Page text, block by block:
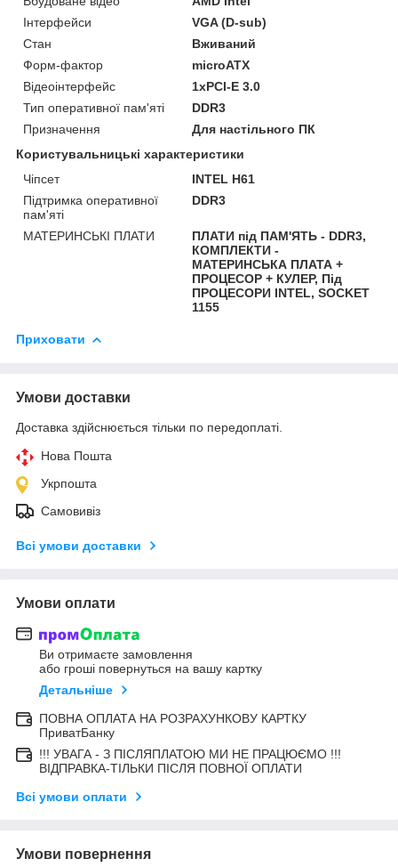
Інтерфейси
VGA (D-sub)
Стан
Вживаний
Форм-фактор
microATX
Відеоінтерфейс
1xPCI-E 3.0
Тип оперативної пам'яті
DDR3
Призначення
Для настільного ПК
Користувальницькі характеристики
Чіпсет
INTEL H61
Підтримка оперативної
пам'яті
DDR3
МАТЕРИНСЬКІ ПЛАТИ
ПЛАТИ під ПАМ'ЯТЬ - DDR3,
КОМПЛЕКТИ -
МАТЕРИНСЬКА ПЛАТА +
ПРОЦЕСОР + КУЛЕР, Під
ПРОЦЕСОРИ INTEL, SOCKET
1155
Приховати
Умови доставки
Доставка здійснюється тільки по передоплаті.
Нова Пошта
Укрпошта
Самовивіз
Всі умови доставки
Умови оплати
Ви отримаєте замовлення
або гроші повернуться на вашу картку
Детальніше
ПОВНА ОПЛАТА НА РОЗРАХУНКОВУ КАРТКУ
ПриватБанку
!!! УВАГА - З ПІСЛЯПЛАТОЮ МИ НЕ ПРАЦЮЄМО !!!
ВІДПРАВКА-ТІЛЬКИ ПІСЛЯ ПОВНОЇ ОПЛАТИ
Всі умови оплати
Умови повернення